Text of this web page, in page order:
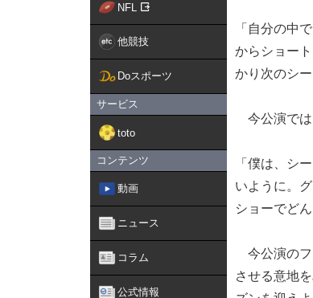
NFL
他競技
Doスポーツ
サービス
toto
コンテンツ
動画
ニュース
コラム
公式情報
「自分の中
からショー
かり次のシ
今公演では
「僕は、シ
いように。
ショーでど
今公演のフ
させる意地